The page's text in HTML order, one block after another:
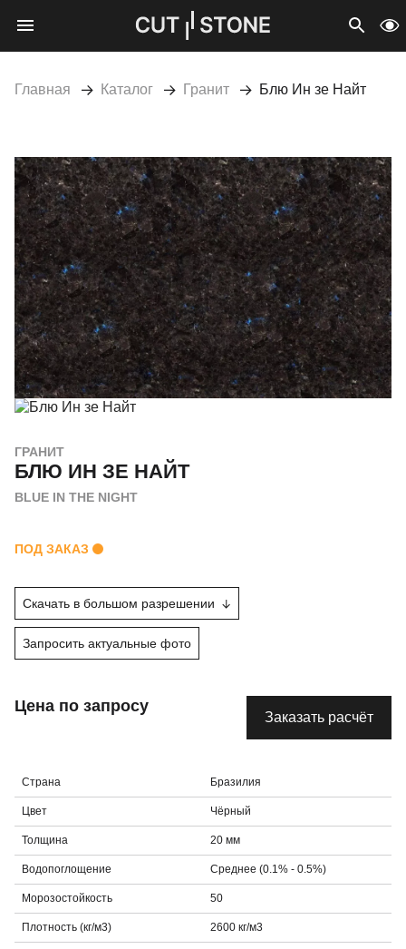
Мобильное меню
CUTSTONE Открыть
Главная Каталог Гранит Блю Ин зе Найт
ГРАНИТ
БЛЮ ИН ЗЕ НАЙТ
BLUE IN THE NIGHT
ПОД ЗАКАЗ
Скачать в большом разрешении
Запросить актуальные фото
Цена по запросу
Заказать расчёт
Страна Бразилия
Цвет Чёрный
Толщина 20 мм
Водопоглощение Среднее (0.1% - 0.5%)
Морозостойкость 50
Плотность (кг/м3) 2600 кг/м3